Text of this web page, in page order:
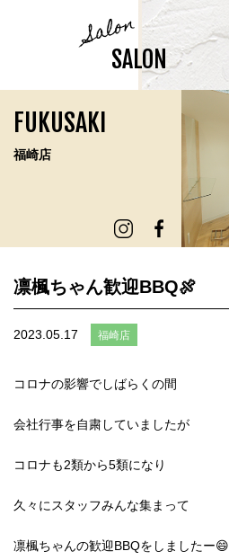
Salon
SALON
FUKUSAKI
福崎店
凛楓ちゃん歓迎BBQ🍖
2023.05.17 福崎店
コロナの影響でしばらくの間
会社行事を自粛していましたが
コロナも2類から5類になり
久々にスタッフみんな集まって
凛楓ちゃんの歓迎BBQをしましたー😄